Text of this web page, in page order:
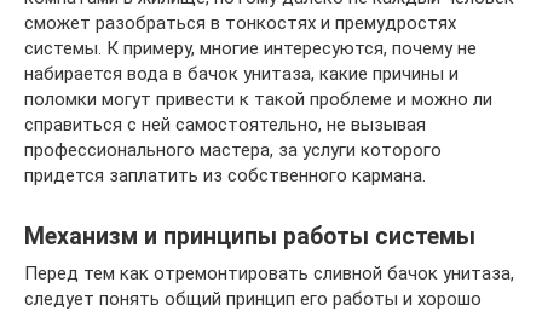
сможет разобраться в тонкостях и премудростях
системы. К примеру, многие интересуются, почему не
набирается вода в бачок унитаза, какие причины и
поломки могут привести к такой проблеме и можно ли
справиться с ней самостоятельно, не вызывая
профессионального мастера, за услуги которого
придется заплатить из собственного кармана.
Механизм и принципы работы системы
Перед тем как отремонтировать сливной бачок унитаза,
следует понять общий принцип его работы и хорошо